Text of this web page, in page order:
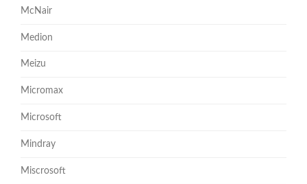
McNair
Medion
Meizu
Micromax
Microsoft
Mindray
Miscrosoft